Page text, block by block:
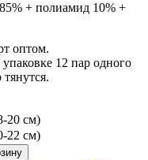
+ полиамид 10% +
оптом.
12 пар одного
20 см)
22 см)